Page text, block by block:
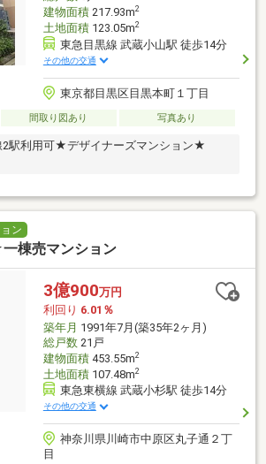
建物面積217.93m2
土地面積123.05m2
東急目黒線 武蔵小山駅 徒歩14分
その他の交通
東京都目黒区目黒本町１丁目
間取り図あり 写真あり
駅利用可★デザイナーズマンション★
ン
棟売マンション
3億900万円
利回り 6.01％
築年月 1991年7月(築35年2ヶ月)
総戸数21戸
建物面積453.55m2
土地面積107.48m2
東急東横線 武蔵小杉駅 徒歩14分
その他の交通
神奈川県川崎市中原区丸子通２丁
目